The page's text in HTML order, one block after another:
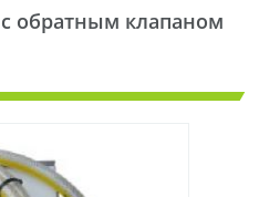
обратным клапаном